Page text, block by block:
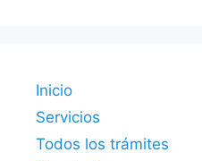
Inicio
Servicios
Todos los trámites